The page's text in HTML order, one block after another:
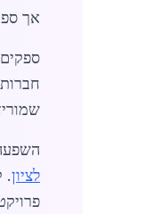
אך
לציון.